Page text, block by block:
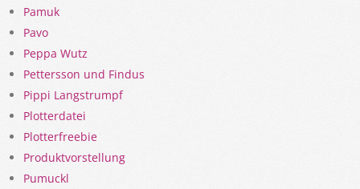
Pamuk
Pavo
Peppa Wutz
Pettersson und Findus
Pippi Langstrumpf
Plotterdatei
Plotterfreebie
Produktvorstellung
Pumuckl